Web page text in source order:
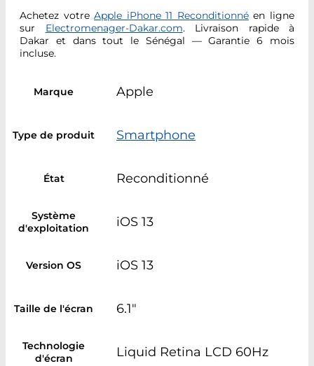
Achetez votreApple iPhone 11 Reconditionnéen ligne
sur Electromenager-Dakar.com. Livraison rapide à
Dakar et dans tout le Sénégal — Garantie 6 mois
incluse.
Marque Apple
Type de produit Smartphone
État Reconditionné
Système
d'exploitation
iOS 13
Version OS iOS 13
Taille de l'écran 6.1"
Technologie
d'écran
Liquid Retina LCD 60Hz